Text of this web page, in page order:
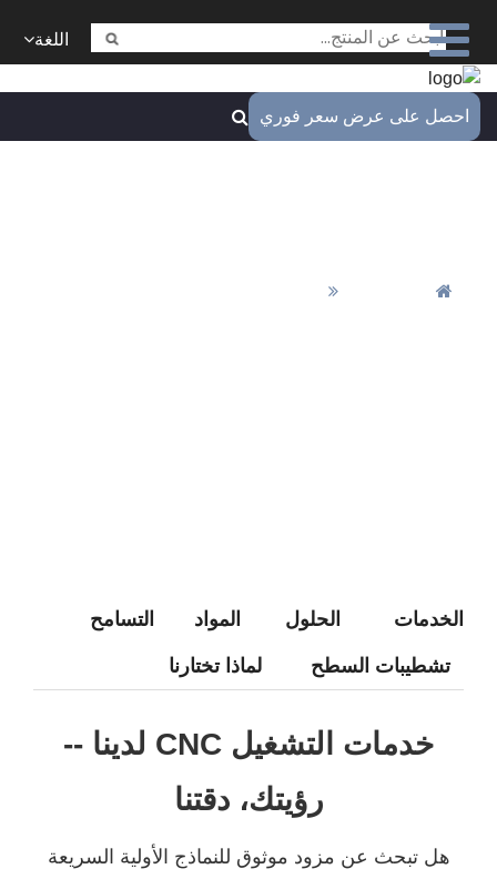
اللغة
على عرض سعر فوري
المنزل خدمة التشغيل المخصص للآلات CNC
المواد التسامح
السطح لماذا تختارنا
خدمات التشغيل CNC لدينا --
رؤيتك، دقتنا
تبحث عن مزود موثوق للنماذج الأولية السريعة